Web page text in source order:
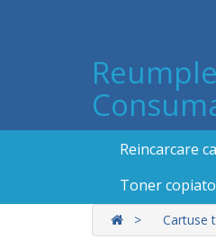
Reincarcare
Toner
Cartuse